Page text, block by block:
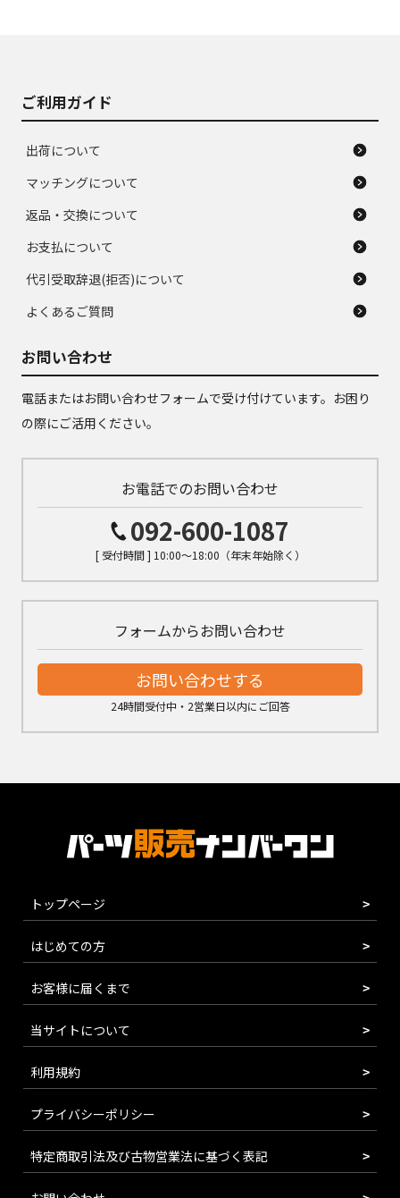
ご利用ガイド
出荷について
マッチングについて
返品・交換について
お支払について
代引受取辞退(拒否)について
よくあるご質問
お問い合わせ
電話またはお問い合わせフォームで受け付けています。お困り
の際にご活用ください。
お電話でのお問い合わせ
092-600-1087
[ 受付時間 ] 10:00～18:00（年末年始除く）
フォームからお問い合わせ
お問い合わせする
24時間受付中・2営業日以内にご回答
トップページ
はじめての方
お客様に届くまで
当サイトについて
利用規約
プライバシーポリシー
特定商取引法及び古物営業法に基づく表記